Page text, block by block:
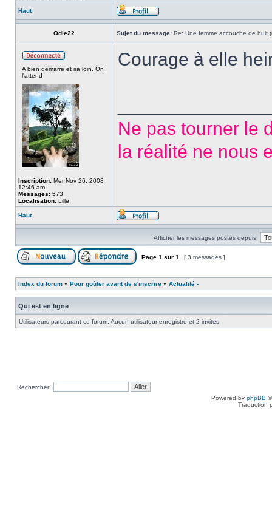
Haut
Odie22 Sujet du message: Re: Une femme accouche de huit
A bien démarré et ira loin. On
l'attend
Inscription: Mer Nov 26, 2008
12:46 am
Messages: 573
Localisation: Lille
Courage à elle
Ne pas tourner le
la réalité ne nous
Haut
Afficher les messages postés depuis:
Page 1 sur 1 [ 3 messages ]
Index du forum » Pour goûter avant de s'inscrire » Actualité -
Qui est en ligne
Utilisateurs parcourant ce forum: Aucun utilisateur enregistré et 2 invités
Rechercher:
Powered by phpBB
Traduction